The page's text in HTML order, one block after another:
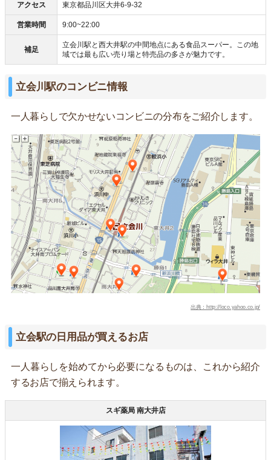
アクセス 東京都品川区大井6-9-32
営業時間 9:00~22:00
補足
立会川駅と西大井駅の中間地点にある食品スーパー。この地
域では最も広い売り場と特売品の多さが魅力です。
立会川駅のコンビニ情報
一人暮らしで欠かせないコンビニの分布をご紹介します。
出典：http://loco.yahoo.co.jp/
立会駅の日用品が買えるお店
一人暮らしを始めてから必要になるものは、これから紹介
するお店で揃えられます。
スギ薬局 南大井店